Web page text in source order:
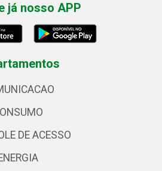
já nosso APP
DE ACESSO